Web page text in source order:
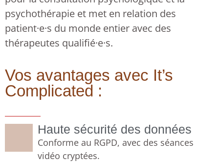
psychothérapie et met en relation des
patient·e·s du monde entier avec des
thérapeutes qualifié·e·s.
Vos avantages avec It’s
Complicated :
Haute sécurité des données
Conforme au RGPD, avec des séances
vidéo cryptées.